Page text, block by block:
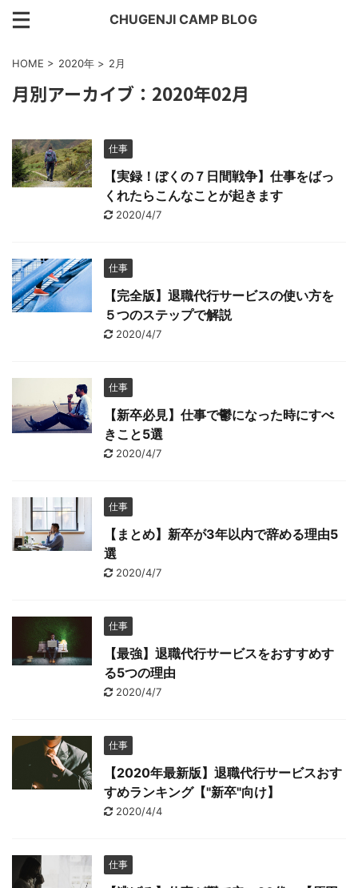
CHUGENJI CAMP BLOG
HOME > 2020年 > 2月
月別アーカイブ：2020年02月
仕事
【実録！ぼくの７日間戦争】仕事をばっ
くれたらこんなことが起きます
2020/4/7
仕事
【完全版】退職代行サービスの使い方を
５つのステップで解説
2020/4/7
仕事
【新卒必見】仕事で鬱になった時にすべ
きこと5選
2020/4/7
仕事
【まとめ】新卒が3年以内で辞める理由5
選
2020/4/7
仕事
【最強】退職代行サービスをおすすめす
る5つの理由
2020/4/7
仕事
【2020年最新版】退職代行サービスおす
すめランキング【"新卒"向け】
2020/4/4
仕事